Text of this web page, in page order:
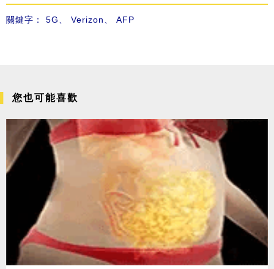
關鍵字： 5G Verizon AFP
您也可能喜歡